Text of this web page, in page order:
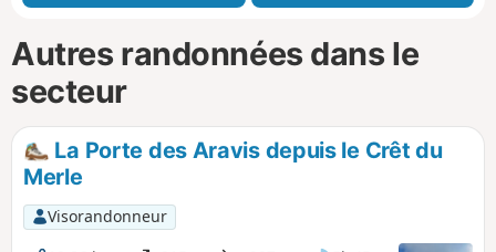
Autres randonnées dans le
secteur
La Porte des Aravis depuis le Crêt du
Merle
Visorandonneur